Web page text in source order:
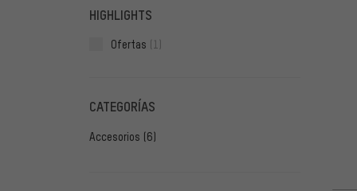
FILTROS
HIGHLIGHTS
Ofertas (1)
CATEGORÍAS
Accesorios (6)